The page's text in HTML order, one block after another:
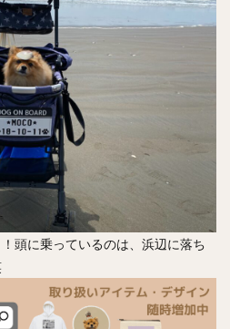
頭に乗っているのは、浜辺に落ち